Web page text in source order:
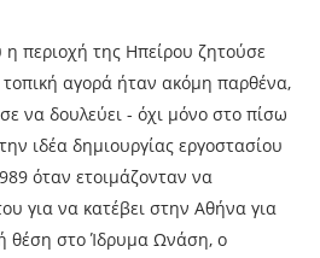
περιοχή της Ηπείρου ζητούσε
αγορά ήταν ακόμη παρθένα,
να δουλεύει - όχι μόνο στο πίσω
ιδέα δημιουργίας εργοστασίου
όταν ετοιμάζονταν να
για να κατέβει στην Αθήνα για
θέση στο Ίδρυμα Ωνάση, ο